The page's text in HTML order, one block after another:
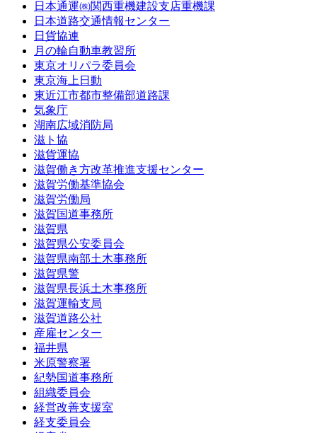
日本通運㈱関西重機建設支店重機課
日本道路交通情報センター
日貨協連
月の輪自動車教習所
東京オリパラ委員会
東京海上日動
東近江市都市整備部道路課
気象庁
湖南広域消防局
滋ト協
滋貨運協
滋賀働き方改革推進支援センター
滋賀労働基準協会
滋賀労働局
滋賀国道事務所
滋賀県
滋賀県公安委員会
滋賀県南部土木事務所
滋賀県警
滋賀県長浜土木事務所
滋賀運輸支局
滋賀道路公社
産雇センター
福井県
米原警察署
紀勢国道事務所
組織委員会
経営改善支援室
経支委員会